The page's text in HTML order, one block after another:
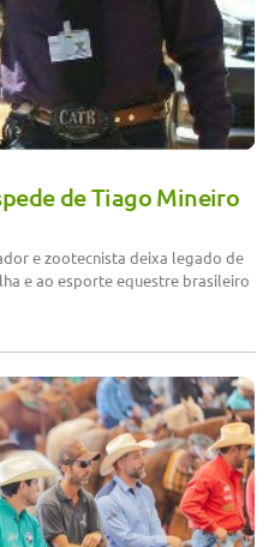
de Tiago Mineiro
e zootecnista deixa legado de
e ao esporte equestre brasileiro